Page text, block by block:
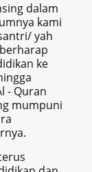
dalam
kami
yah
ke
- Quran
mumpuni